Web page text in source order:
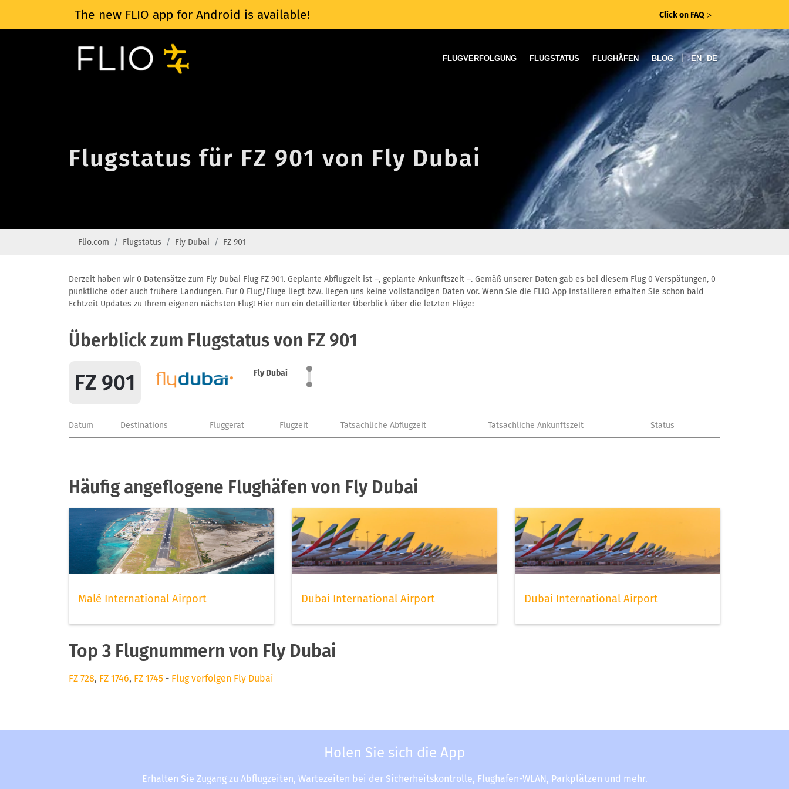
The new FLIO app for Android is available! Click on FAQ ᐳ
FLUGVERFOLGUNG FLUGSTATUS FLUGHÄFEN BLOG | EN DE
Flugstatus für FZ 901 von Fly Dubai
Flio.com Flugstatus Fly Dubai FZ 901
Derzeit haben wir 0 Datensätze zum Fly Dubai Flug FZ 901. Geplante Abflugzeit ist –, geplante Ankunftszeit –. Gemäß unserer Daten gab es bei diesem Flug 0 Verspätungen, 0
pünktliche oder auch frühere Landungen. Für 0 Flug/Flüge liegt bzw. liegen uns keine vollständigen Daten vor. Wenn Sie die FLIO App installieren erhalten Sie schon bald
Echtzeit Updates zu Ihrem eigenen nächsten Flug! Hier nun ein detaillierter Überblick über die letzten Flüge:
Überblick zum Flugstatus von FZ 901
FZ 901 Fly Dubai
Datum Destinations Fluggerät Flugzeit Tatsächliche Abflugzeit Tatsächliche Ankunftszeit Status
Häufig angeflogene Flughäfen von Fly Dubai
Malé International Airport Dubai International Airport Dubai International Airport
Top 3 Flugnummern von Fly Dubai
FZ 728, FZ 1746, FZ 1745 - Flug verfolgen Fly Dubai
Holen Sie sich die App
Erhalten Sie Zugang zu Abflugzeiten, Wartezeiten bei der Sicherheitskontrolle, Flughafen-WLAN, Parkplätzen und mehr.